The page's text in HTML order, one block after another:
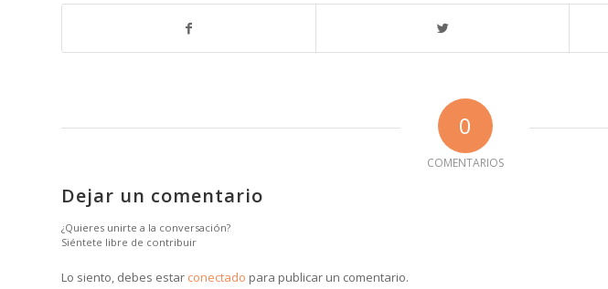
0
COMENTARIOS
Dejar un comentario
¿Quieres unirte a la conversación?
Siéntete libre de contribuir
Lo siento, debes estar conectado para publicar un comentario.